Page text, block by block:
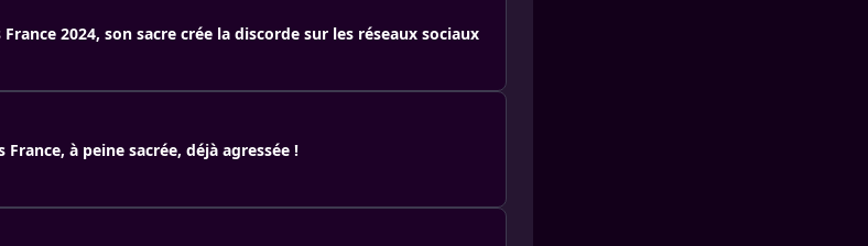
France 2024, son sacre crée la discorde sur les réseaux sociaux
France, à peine sacrée, déjà agressée !